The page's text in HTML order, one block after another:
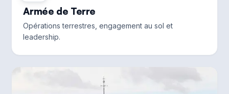
Armée de Terre
Opérations terrestres, engagement au sol et
leadership.